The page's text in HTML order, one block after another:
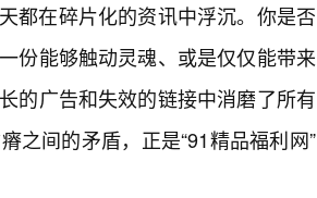
都在碎片化的资讯中浮沉。你是否
份能够触动灵魂、或是仅仅能带来
的广告和失效的链接中消磨了所有
之间的矛盾，正是“91精品福利网”